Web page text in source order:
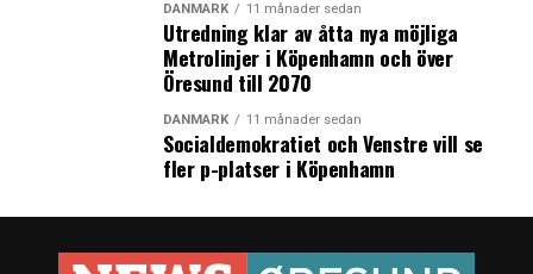
DANMARK 11 månader sedan
Utredning klar av åtta nya möjliga
Metrolinjer i Köpenhamn och över
Öresund till 2070
DANMARK 11 månader sedan
Socialdemokratiet och Venstre vill se
fler p-platser i Köpenhamn